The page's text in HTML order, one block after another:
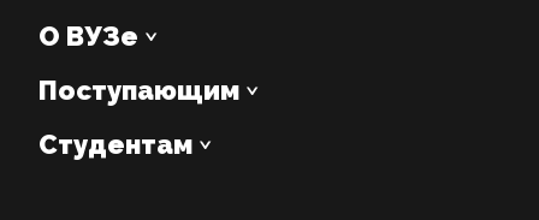
О ВУЗе
Поступающим
Студентам